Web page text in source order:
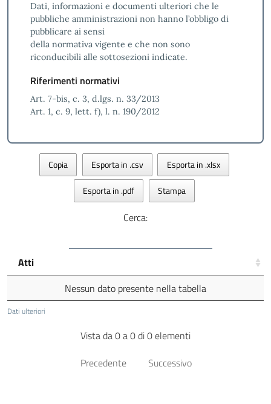
Dati, informazioni e documenti ulteriori che le
pubbliche amministrazioni non hanno l’obbligo di
pubblicare ai sensi
della normativa vigente e che non sono
riconducibili alle sottosezioni indicate.
Riferimenti normativi
Art. 7-bis, c. 3, d.lgs. n. 33/2013
Art. 1, c. 9, lett. f), l. n. 190/2012
Copia Esporta in .csv Esporta in .xlsx
Esporta in .pdf Stampa
Cerca:
Dati ulteriori
Atti
Nessun dato presente nella tabella
Vista da 0 a 0 di 0 elementi
Precedente
Successivo